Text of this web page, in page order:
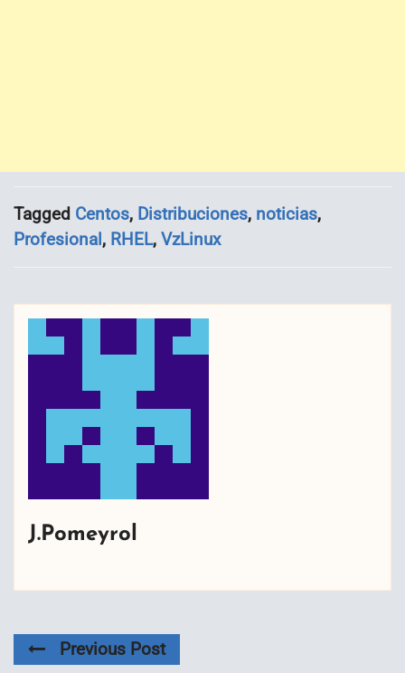
Tagged Centos, Distribuciones, noticias,
Profesional, RHEL, VzLinux
J.Pomeyrol
Previous Post